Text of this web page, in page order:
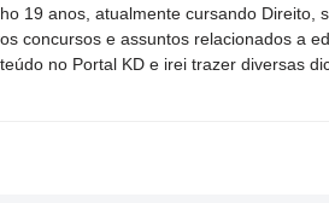
19 anos, atualmente cursando Direito,
concursos e assuntos relacionados a
no Portal KD e irei trazer diversas